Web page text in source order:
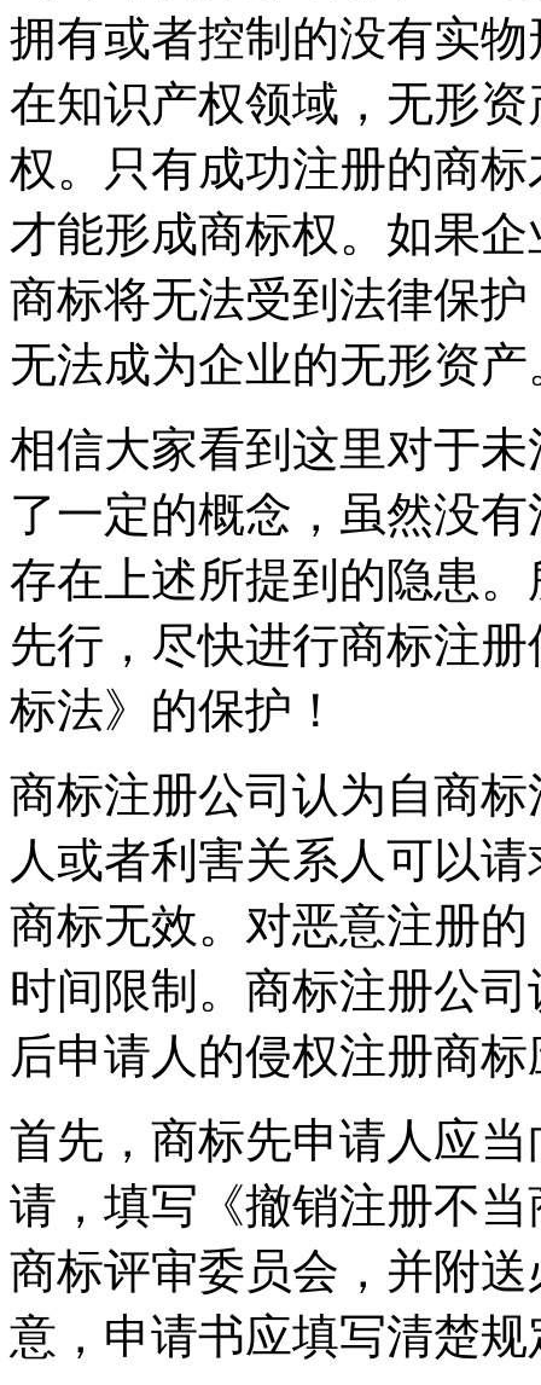
拥有或者控制的没有实
在知识产权领域，无形
权。只有成功注册的商
才能形成商标权。如果
商标将无法受到法律保
无法成为企业的无形资
相信大家看到这里对于
了一定的概念，虽然没
存在上述所提到的隐患
先行，尽快进行商标注
标法》的保护！
商标注册公司认为自商
人或者利害关系人可以
商标无效。对恶意注册
时间限制。商标注册公
后申请人的侵权注册商
首先，商标先申请人应
请，填写《撤销注册不
商标评审委员会，并附
意，申请书应填写清楚